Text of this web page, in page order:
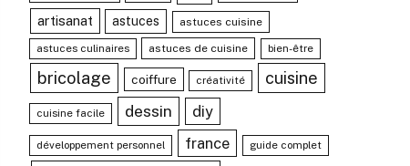
artisanat astuces astuces cuisine
astuces culinaires astuces de cuisine bien-être
bricolage coiffure créativité cuisine
cuisine facile dessin diy
développement personnel france guide complet